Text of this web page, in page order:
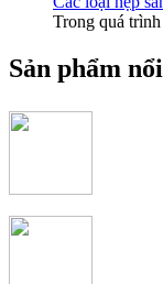
Trong quá
Sản phẩm